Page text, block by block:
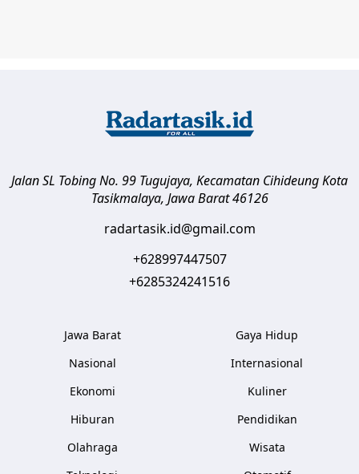
Jalan SL Tobing No. 99 Tugujaya, Kecamatan CihideungKota
Tasikmalaya, Jawa Barat 46126
radartasik.id@gmail.com
+628997447507
+6285324241516
Jawa Barat
Nasional
Ekonomi
Hiburan
Olahraga
Gaya Hidup
Internasional
Kuliner
Pendidikan
Wisata